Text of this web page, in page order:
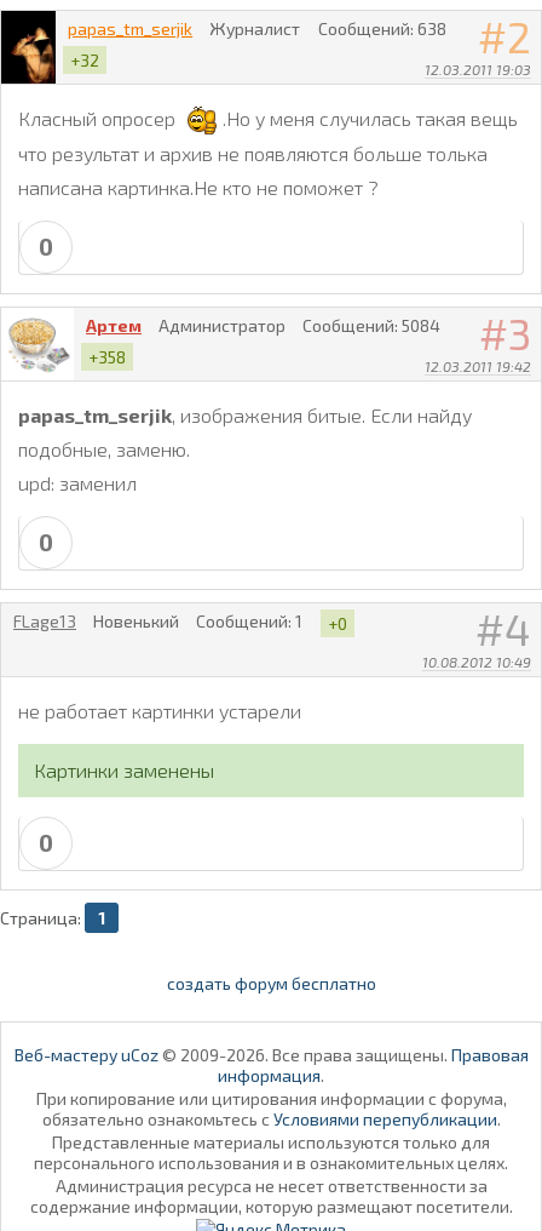
2
12.03.2011 19:03
papas_tm_serjik Журналист Сообщений: 638
+32
Класный опросер
.Но у меня случилась такая вещь
что результат и архив не появляются больше толька
написана картинка.Не кто не поможет ?
0
3
12.03.2011 19:42
Артем Администратор Сообщений: 5084
+358
papas_tm_serjik, изображения битые. Если найду
подобные, заменю.
upd: заменил
0
4
10.08.2012 10:49
FLage13 Новенький Сообщений: 1 +0
не работает картинки устарели
Картинки заменены
0
Страница: 1
создать форум бесплатно
Веб-мастеру uCoz© 2009-2026. Все права защищены. Правовая
информация.
При копирование или цитирования информации с форума,
обязательно ознакомьтесь сУсловиями перепубликации.
Представленные материалы используются только для
персонального использования и в ознакомительных целях.
Администрация ресурса не несет ответственности за
содержание информации, которую размещают посетители.